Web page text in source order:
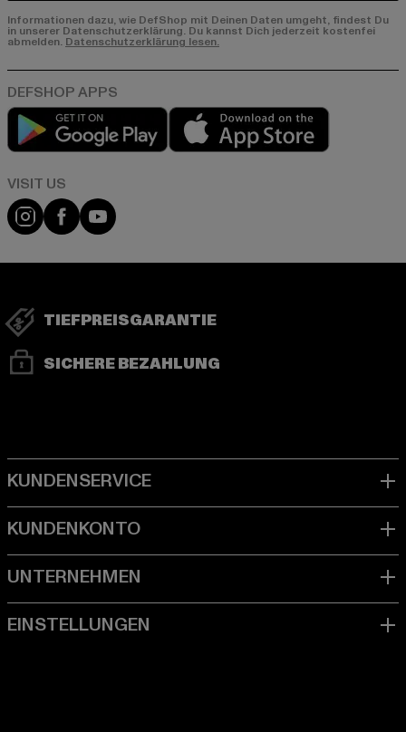
Informationen dazu, wie DefShop mit Deinen Daten umgeht, findest Du
in unserer Datenschutzerklärung. Du kannst Dich jederzeit kostenfei
abmelden. Datenschutzerklärung lesen.
Play market
Visit our Instagram page:
Visit our Facebook page:
Visit our YouTube channel:
TIEFPREISGARANTIE
SICHERE BEZAHLUNG